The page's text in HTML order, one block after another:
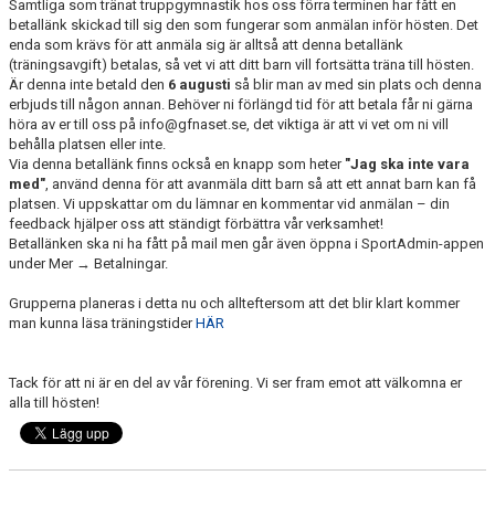
Samtliga som tränat truppgymnastik hos oss förra terminen har fått en
betallänk skickad till sig den som fungerar som anmälan inför hösten. Det
enda som krävs för att anmäla sig är alltså att denna betallänk
(träningsavgift) betalas, så vet vi att ditt barn vill fortsätta träna till hösten.
Är denna inte betald den 6 augusti så blir man av med sin plats och denna
erbjuds till någon annan. Behöver ni förlängd tid för att betala får ni gärna
höra av er till oss på info@gfnaset.se, det viktiga är att vi vet om ni vill
behålla platsen eller inte.
Via denna betallänk finns också en knapp som heter "Jag ska inte vara
med", använd denna för att avanmäla ditt barn så att ett annat barn kan få
platsen. Vi uppskattar om du lämnar en kommentar vid anmälan – din
feedback hjälper oss att ständigt förbättra vår verksamhet!
Betallänken ska ni ha fått på mail men går även öppna i SportAdmin-appen
under Mer → Betalningar.
Grupperna planeras i detta nu och allteftersom att det blir klart kommer
man kunna läsa träningstiderHÄR
Tack för att ni är en del av vår förening. Vi ser fram emot att välkomna er
alla till hösten!